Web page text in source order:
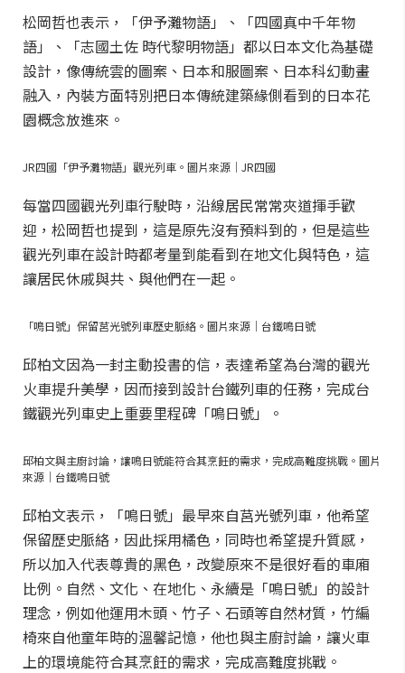
松岡哲也表示，「伊予灘物語」、「四國真中千年物
語」、「志國土佐 時代黎明物語」都以日本文化為基礎
設計，像傳統雲的圖案、日本和服圖案、日本科幻動畫
融入，內裝方面特別把日本傳統建築緣側看到的日本花
園概念放進來。
JR四國「伊予灘物語」觀光列車。圖片來源｜JR四國
每當四國觀光列車行駛時，沿線居民常常夾道揮手歡
迎，松岡哲也提到，這是原先沒有預料到的，但是這些
觀光列車在設計時都考量到能看到在地文化與特色，這
讓居民休戚與共、與他們在一起。
「鳴日號」保留莒光號列車歷史脈絡。圖片來源｜台鐵鳴日號
邱柏文因為一封主動投書的信，表達希望為台灣的觀光
火車提升美學，因而接到設計台鐵列車的任務，完成台
鐵觀光列車史上重要里程碑「鳴日號」。
邱柏文與主廚討論，讓鳴日號能符合其烹飪的需求，完成高難度挑戰。圖片
來源｜台鐵鳴日號
邱柏文表示，「鳴日號」最早來自莒光號列車，他希望
保留歷史脈絡，因此採用橘色，同時也希望提升質感，
所以加入代表尊貴的黑色，改變原來不是很好看的車廂
比例。自然、文化、在地化、永續是「鳴日號」的設計
理念，例如他運用木頭、竹子、石頭等自然材質，竹編
椅來自他童年時的溫馨記憶，他也與主廚討論，讓火車
上的環境能符合其烹飪的需求，完成高難度挑戰。